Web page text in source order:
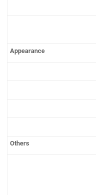
Appearance
Others